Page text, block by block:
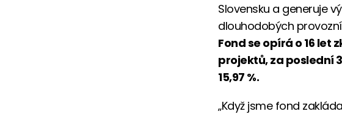
Slovensku a generuje
dlouhodobých
Fond se opírá o 16 let
projektů, za poslední
15,97 %.
„Když jsme fond